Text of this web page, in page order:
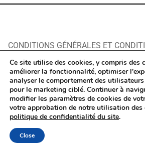
CONDITIONS GÉNÉRALES ET
POLITIQUE DE
DÉCLARATION SUR
MODIFICATION/ANNULATION DE
© Tous droits réservés ‘Renoma
Fonts| Site byTelavivian
Ce site utilise des cookies, y compris des
améliorer la fonctionnalité, optimiser
analyser le comportement des
pour le marketing ciblé. Continuer à
modifier les paramètres de cookies de
votre approbation de notre utilisation des
politique de confidentialité du site.
Close